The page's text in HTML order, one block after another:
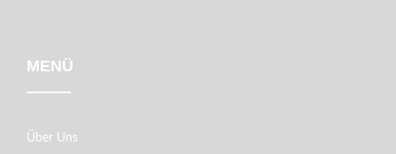
MENÜ
Über Uns